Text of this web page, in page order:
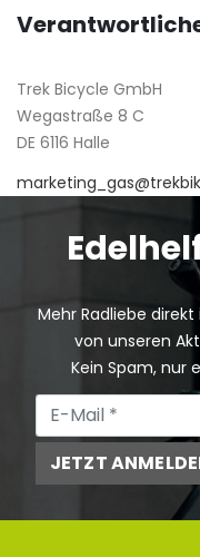
Trek Bicycle GmbH
Wegastraße 8 C
DE 6116 Halle
Mehr Radliebe
von unseren
Kein Spam, nur
JETZT